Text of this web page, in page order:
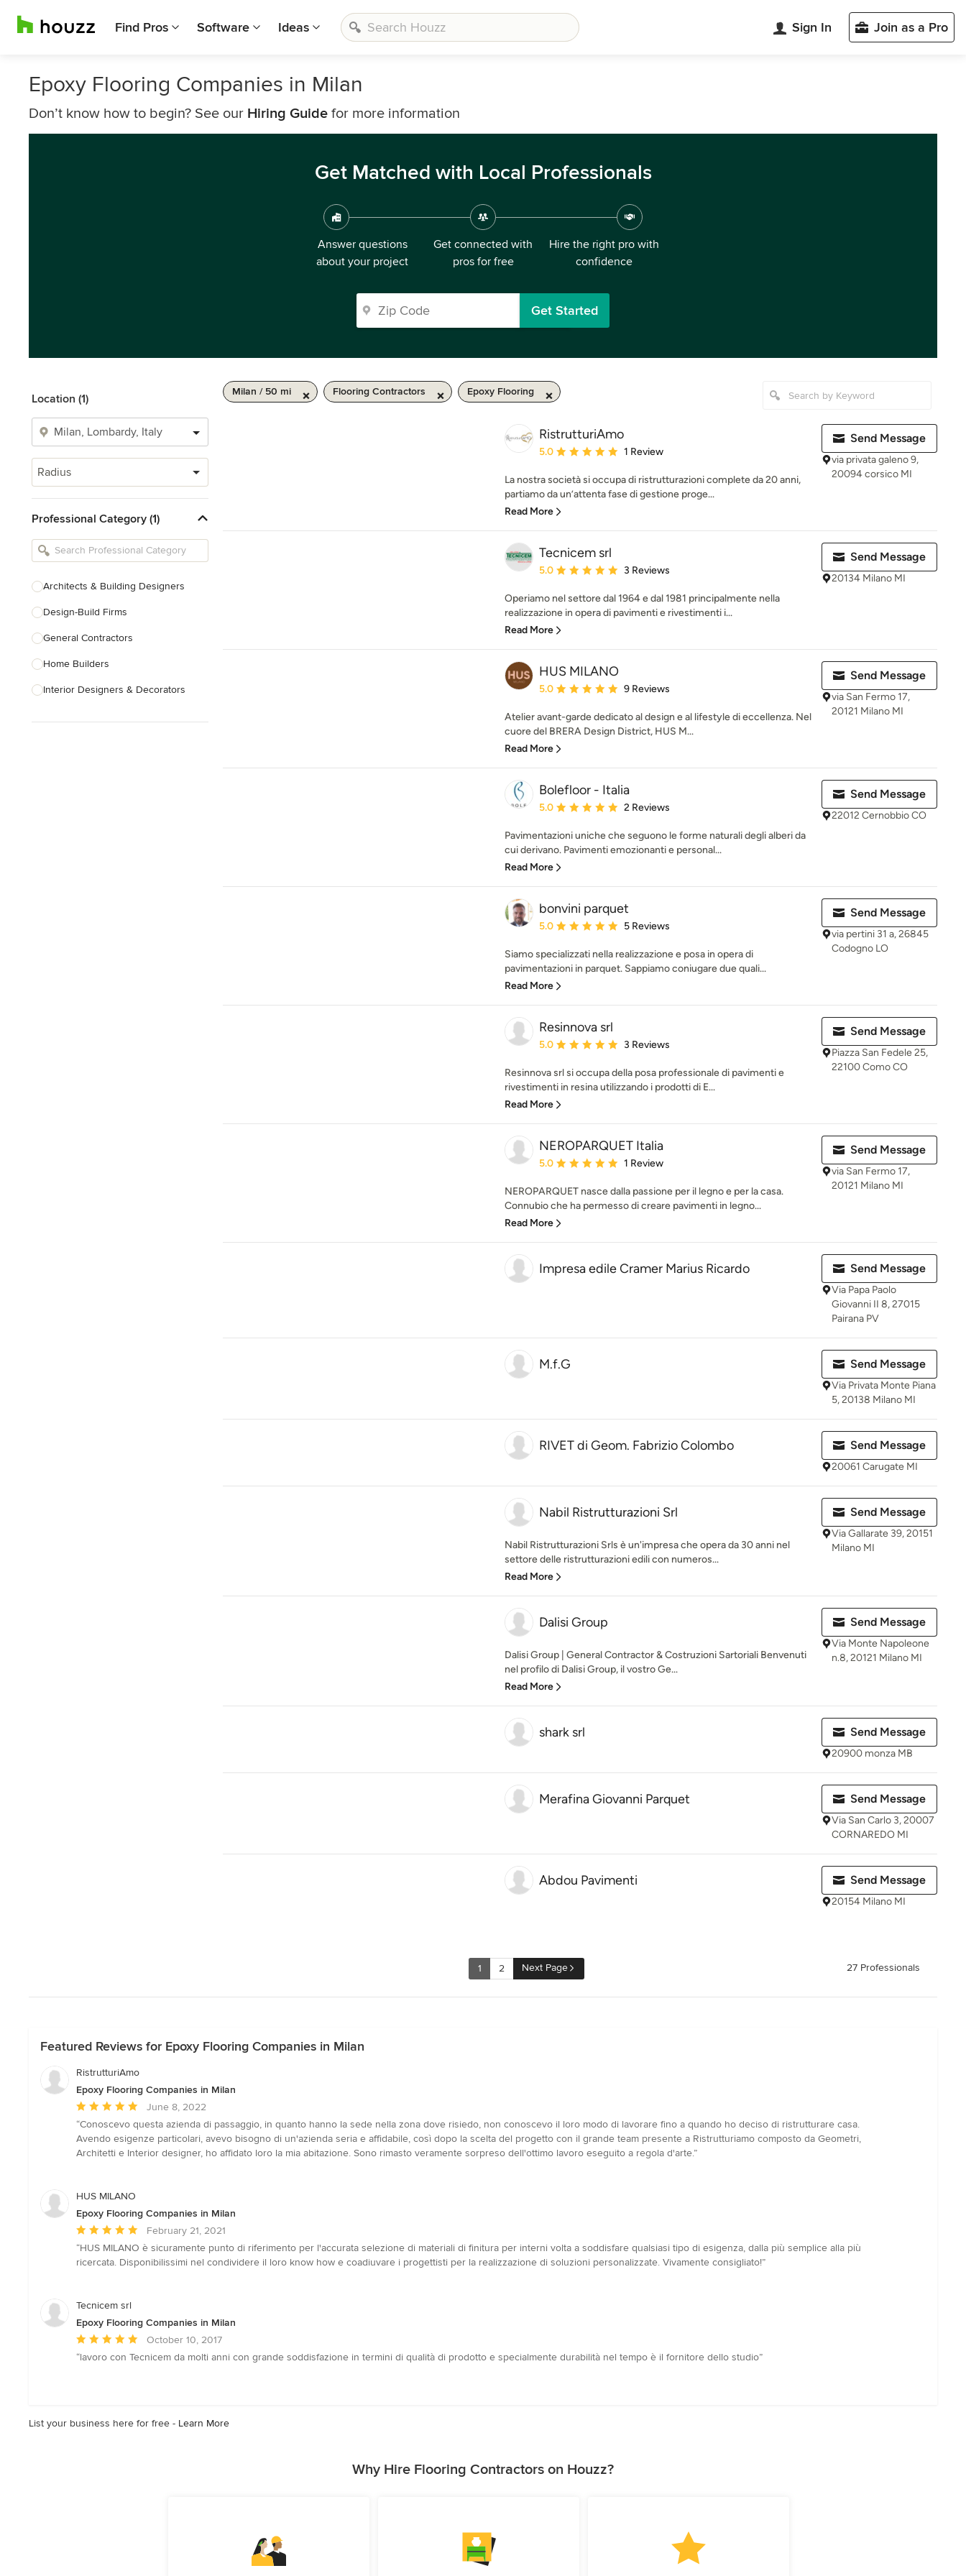
Find Pros Software Ideas Sign In Join as a Pro
Epoxy Flooring Companies in Milan
Don’t know how to begin? See our Hiring Guide for more information
Get Matched with Local Professionals
Answer questions
about your project
Get connected with
pros for free
Hire the right pro with
confidence
Get Started
Location (1)
Radius
Professional Category (1)
Architects & Building Designers
Design-Build Firms
General Contractors
Home Builders
Interior Designers & Decorators
Milan / 50 mi Flooring Contractors Epoxy Flooring
RistrutturiAmo
Average rating: 5 out of 5 stars
5.0 1 Review
La nostra società si occupa di ristrutturazioni complete da 20 anni,
partiamo da un’attenta fase di gestione proge...
Read More
Send Message
via privata galeno 9,
20094 corsico MI
Tecnicem srl
Average rating: 5 out of 5 stars
5.0 3 Reviews
Operiamo nel settore dal 1964 e dal 1981 principalmente nella
realizzazione in opera di pavimenti e rivestimenti i...
Read More
Send Message
20134 Milano MI
HUS MILANO
Average rating: 5 out of 5 stars
5.0 9 Reviews
Atelier avant-garde dedicato al design e al lifestyle di eccellenza. Nel
cuore del BRERA Design District, HUS M...
Read More
Send Message
via San Fermo 17,
20121 Milano MI
Bolefloor - Italia
Average rating: 5 out of 5 stars
5.0 2 Reviews
Pavimentazioni uniche che seguono le forme naturali degli alberi da
cui derivano. Pavimenti emozionanti e personal...
Read More
Send Message
22012 Cernobbio CO
bonvini parquet
Average rating: 5 out of 5 stars
5.0 5 Reviews
Siamo specializzati nella realizzazione e posa in opera di
pavimentazioni in parquet. Sappiamo coniugare due quali...
Read More
Send Message
via pertini 31 a, 26845
Codogno LO
Resinnova srl
Average rating: 5 out of 5 stars
5.0 3 Reviews
Resinnova srl si occupa della posa professionale di pavimenti e
rivestimenti in resina utilizzando i prodotti di E...
Read More
Send Message
Piazza San Fedele 25,
22100 Como CO
NEROPARQUET Italia
Average rating: 5 out of 5 stars
5.0 1 Review
NEROPARQUET nasce dalla passione per il legno e per la casa.
Connubio che ha permesso di creare pavimenti in legno...
Read More
Send Message
via San Fermo 17,
20121 Milano MI
Impresa edile Cramer Marius Ricardo Send Message
Via Papa Paolo
Giovanni II 8, 27015
Pairana PV
M.f.G Send Message
Via Privata Monte Piana
5, 20138 Milano MI
RIVET di Geom. Fabrizio Colombo Send Message
20061 Carugate MI
Nabil Ristrutturazioni Srl
Nabil Ristrutturazioni Srls è un'impresa che opera da 30 anni nel
settore delle ristrutturazioni edili con numeros...
Read More
Send Message
Via Gallarate 39, 20151
Milano MI
Dalisi Group
Dalisi Group | General Contractor & Costruzioni Sartoriali Benvenuti
nel profilo di Dalisi Group, il vostro Ge...
Read More
Send Message
Via Monte Napoleone
n.8, 20121 Milano MI
shark srl Send Message
20900 monza MB
Merafina Giovanni Parquet Send Message
Via San Carlo 3, 20007
CORNAREDO MI
Abdou Pavimenti Send Message
20154 Milano MI
1 2 Next Page 27 Professionals
Featured Reviews for Epoxy Flooring Companies in Milan
RistrutturiAmo
Epoxy Flooring Companies in Milan
Average
rating:
5
out
stars
June 8, 2022
“Conoscevo questa azienda di passaggio, in quanto hanno la sede nella zona dove risiedo, non conoscevo il loro modo di lavorare fino a quando ho deciso di ristrutturare casa.
Avendo esigenze particolari, avevo bisogno di un'azienda seria e affidabile, così dopo la scelta del progetto con il grande team presente a Ristrutturiamo composto da Geometri,
Architetti e Interior designer, ho affidato loro la mia abitazione. Sono rimasto veramente sorpreso dell'ottimo lavoro eseguito a regola d'arte.”
HUS MILANO
Epoxy Flooring Companies in Milan
Average
rating:
5
5
February 21, 2021
“HUS MILANO è sicuramente punto di riferimento per l'accurata selezione di materiali di finitura per interni volta a soddisfare qualsiasi tipo di esigenza, dalla più semplice alla più
ricercata. Disponibilissimi nel condividere il loro know how e coadiuvare i progettisti per la realizzazione di soluzioni personalizzate. Vivamente consigliato!”
Tecnicem srl
Epoxy Flooring Companies in Milan
Average
rating:
stars
October 10, 2017
“lavoro con Tecnicem da molti anni con grande soddisfazione in termini di qualità di prodotto e specialmente durabilità nel tempo è il fornitore dello studio”
List your business here for free - Learn More
Why Hire Flooring Contractors on Houzz?